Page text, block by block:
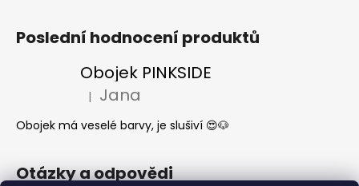
Poslední hodnocení produktů
Obojek PINKSIDE
Hodnocení produktu je 5 z 5 hvězdiček.
| Jana
Obojek má veselé barvy, je slušiví 😍🐶
Otázky a odpovědi